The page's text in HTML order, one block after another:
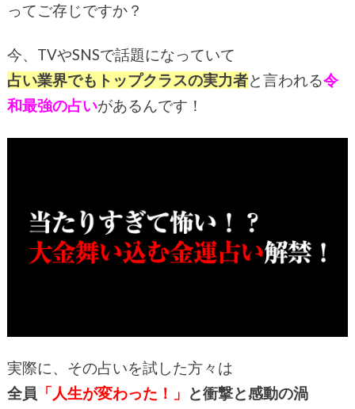
ってご存じですか？
今、TVやSNSで話題になっていて
占い業界でもトップクラスの実力者と言われる令
和最強の占いがあるんです！
実際に、その占いを試した方々は
全員 「人生が変わった！」 と衝撃と感動の渦